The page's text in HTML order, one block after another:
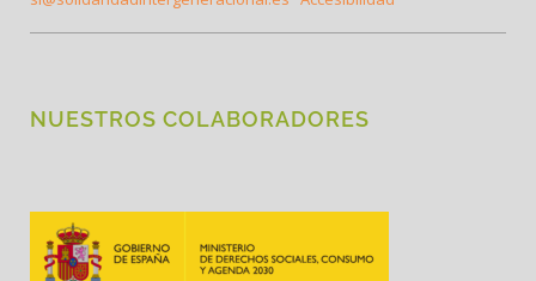
NUESTROS COLABORADORES